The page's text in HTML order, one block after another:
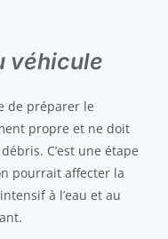
véhicule
de préparer le
propre et ne doit
C’est une étape
pourrait affecter la
à l’eau et au